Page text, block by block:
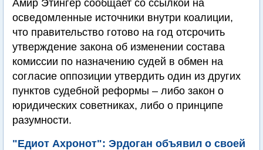
Амир Этингер сообщает со ссылкой на
осведомленные источники внутри коалиции,
что правительство готово на год отсрочить
утверждение закона об изменении состава
комиссии по назначению судей в обмен на
согласие оппозиции утвердить один из других
пунктов судебной реформы – либо закон о
юридических советниках, либо о принципе
разумности.
"Едиот Ахронот": Эрдоган объявил о своей